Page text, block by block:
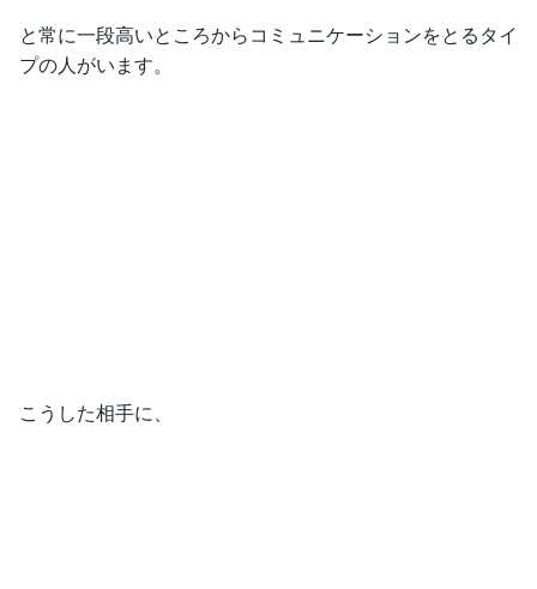
と常に一段高いところからコミュニケーションをとるタイ
プの人がいます。
こうした相手に、